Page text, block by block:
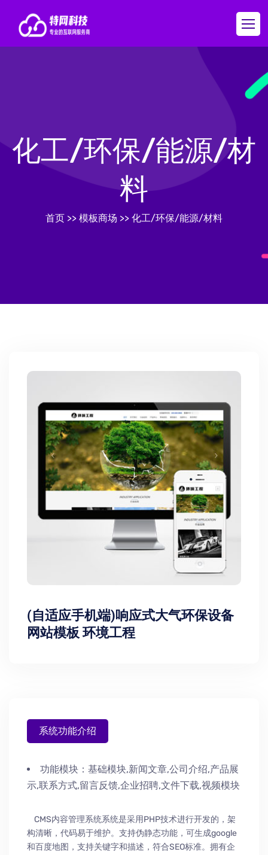
化工/环保/能源/材
料
首页 >> 模板商场 >> 化工/环保/能源/材料
(自适应手机端)响应式大气环保设备
网站模板 环境工程
系统功能介绍
功能模块： 基础模块,新闻文章,公司介绍,产品展
示,联系方式,留言反馈,企业招聘,文件下载,视频模块
CMS内容管理系统系统是采用PHP技术进行开发的，架
构清晰，代码易于维护。支持伪静态功能，可生成google
和百度地图，支持关键字和描述，符合SEO标准。拥有企